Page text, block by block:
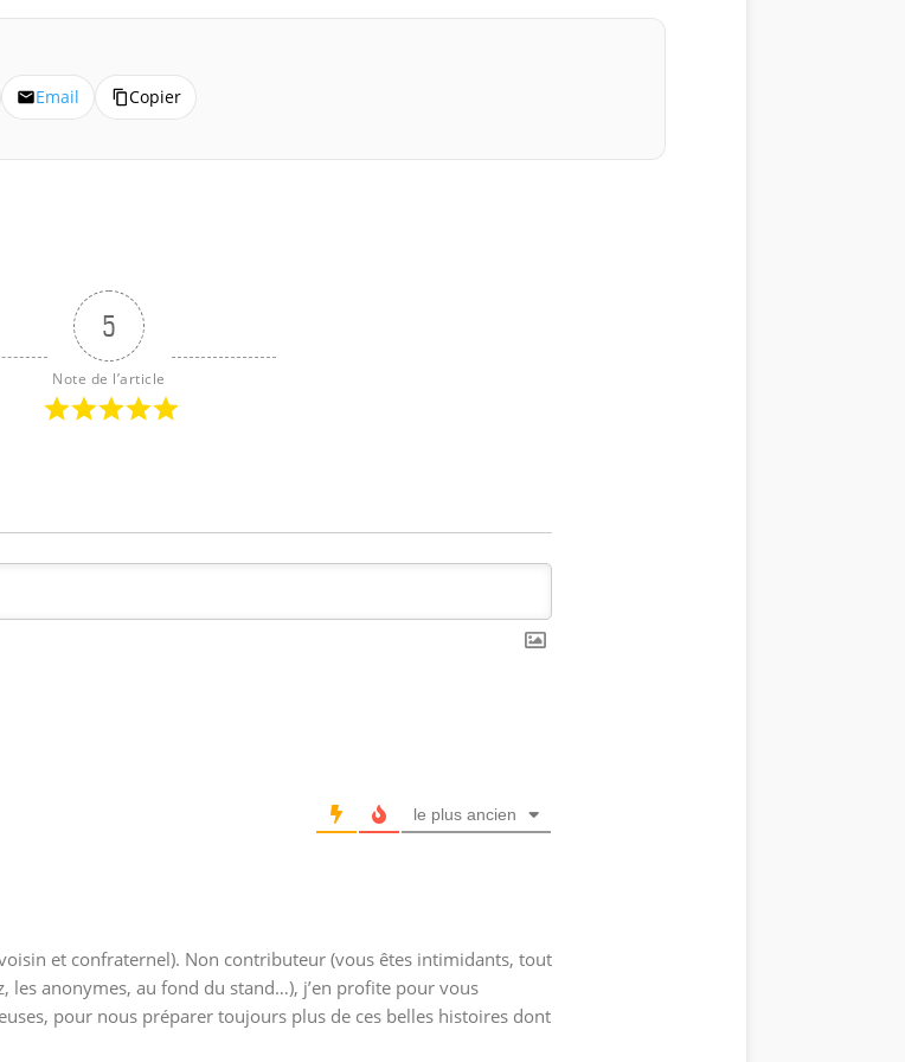
Email Copier
5
Note de l’article
le plus ancien
et confraternel). Non contributeur (vous êtes intimidants, tout
les anonymes, au fond du stand…), j’en profite pour vous
pour nous préparer toujours plus de ces belles histoires dont